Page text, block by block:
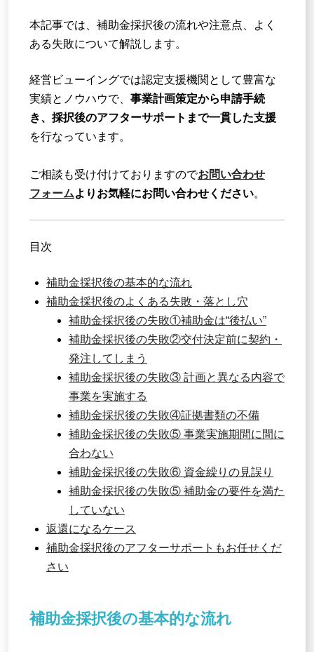
本記事では、補助金採択後の流れや注意点、よく
ある失敗について解説します。
経営ビューイングでは認定支援機関として豊富な
実績とノウハウで、 事業計画策定から申請手続
き、採択後のアフターサポートまで一貫した支援
を行なっています。
ご相談も受け付けておりますのでお問い合わせ
フォームよりお気軽にお問い合わせください。
目次
補助金採択後の基本的な流れ
補助金採択後のよくある失敗・落とし穴
補助金採択後の失敗①補助金は“後払い”
補助金採択後の失敗②交付決定前に契約・
発注してしまう
補助金採択後の失敗③ 計画と異なる内容で
事業を実施する
補助金採択後の失敗④証拠書類の不備
補助金採択後の失敗⑤ 事業実施期間に間に
合わない
補助金採択後の失敗⑥ 資金繰りの見誤り
補助金採択後の失敗⑤ 補助金の要件を満た
していない
返還になるケース
補助金採択後のアフターサポートもお任せくだ
さい
補助金採択後の基本的な流れ